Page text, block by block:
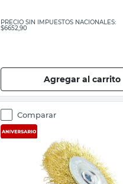
PRECIO SIN IMPUESTOS NACIONALES:
$6652,90
Agregar al carrito
Comparar